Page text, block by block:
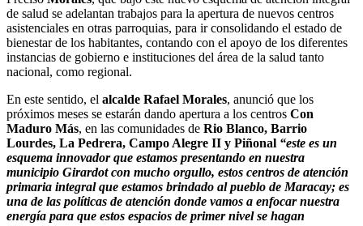
de salud se adelantan trabajos para la apertura de nuevos centros
asistenciales en otras parroquias, para ir consolidando el estado de
bienestar de los habitantes, contando con el apoyo de los diferentes
instancias de gobierno e instituciones del área de la salud tanto
nacional, como regional.
En este sentido, el alcalde Rafael Morales, anunció que los
próximos meses se estarán dando apertura a los centros Con
Maduro Más, en las comunidades de Rio Blanco, Barrio
Lourdes, La Pedrera, Campo Alegre II y Piñonal “este es un
esquema innovador que estamos presentando en nuestra
municipio Girardot con mucho orgullo, estos centros de atención
primaria integral que estamos brindado al pueblo de Maracay; es
una de las políticas de atención donde vamos a enfocar nuestra
energía para que estos espacios de primer nivel se hagan